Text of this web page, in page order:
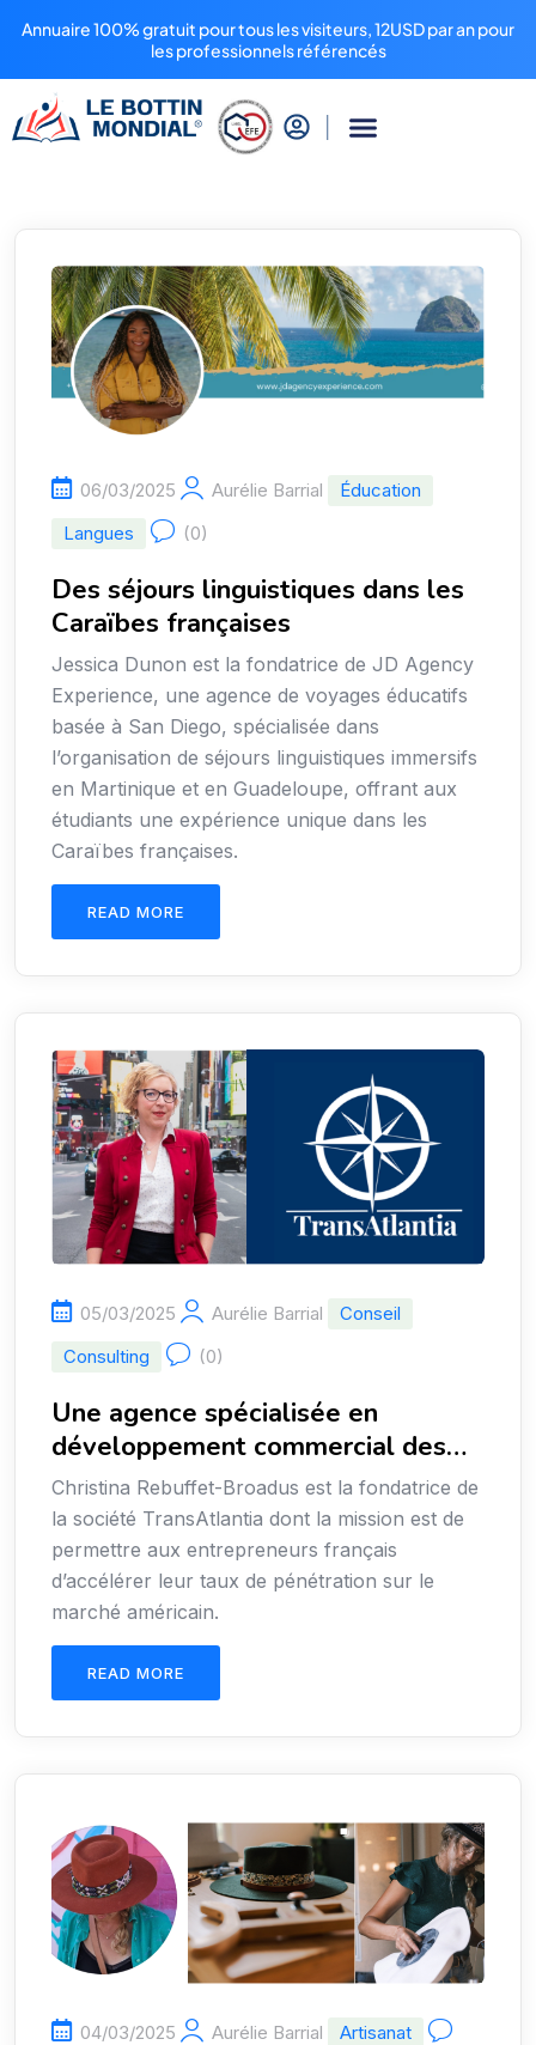
Annuaire 100% gratuit pour tous les visiteurs, 12USD par an pour
les professionnels référencés
06/03/2025 Aurélie Barrial
Éducation
Langues
(0)
Des séjours linguistiques dans les
Caraïbes françaises
Jessica Dunon est la fondatrice de JD Agency
Experience, une agence de voyages éducatifs
basée à San Diego, spécialisée dans
l’organisation de séjours linguistiques immersifs
en Martinique et en Guadeloupe, offrant aux
étudiants une expérience unique dans les
Caraïbes françaises.
READ MORE
05/03/2025 Aurélie Barrial
Conseil
Consulting
(0)
Une agence spécialisée en
développement commercial des
entrepreneurs français aux USA
Christina Rebuffet-Broadus est la fondatrice de
la société TransAtlantia dont la mission est de
permettre aux entrepreneurs français
d’accélérer leur taux de pénétration sur le
marché américain.
READ MORE
04/03/2025 Aurélie Barrial
Artisanat